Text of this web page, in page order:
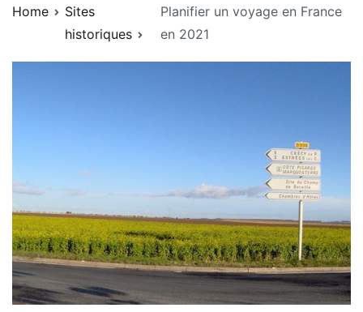
Home
Sites
historiques
Planifier un voyage en France
en 2021